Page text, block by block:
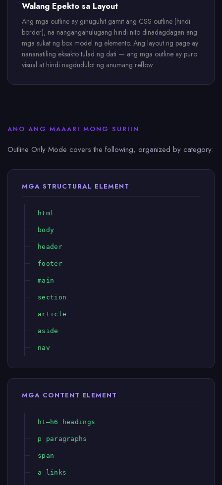
Walang Epekto sa Layout
Ang mga outline ay ginuguhit gamit ang CSS outline (hindi
border), na nangangahulugang hindi nito dinadagdagan ang
mga sukat ng box model ng elemento. Ang layout ng page ay
nananatiling eksakto tulad ng dati — ang mga outline ay puro
visual at hindi nagdudulot ng anumang reflow.
ANO ANG MAAARI MONG SURIIN
Outline Only Mode covers the following, organized by category:
MGA STRUCTURAL ELEMENT
html
body
header
footer
main
section
article
aside
nav
MGA CONTENT ELEMENT
h1–h6 headings
p paragraphs
span
a links